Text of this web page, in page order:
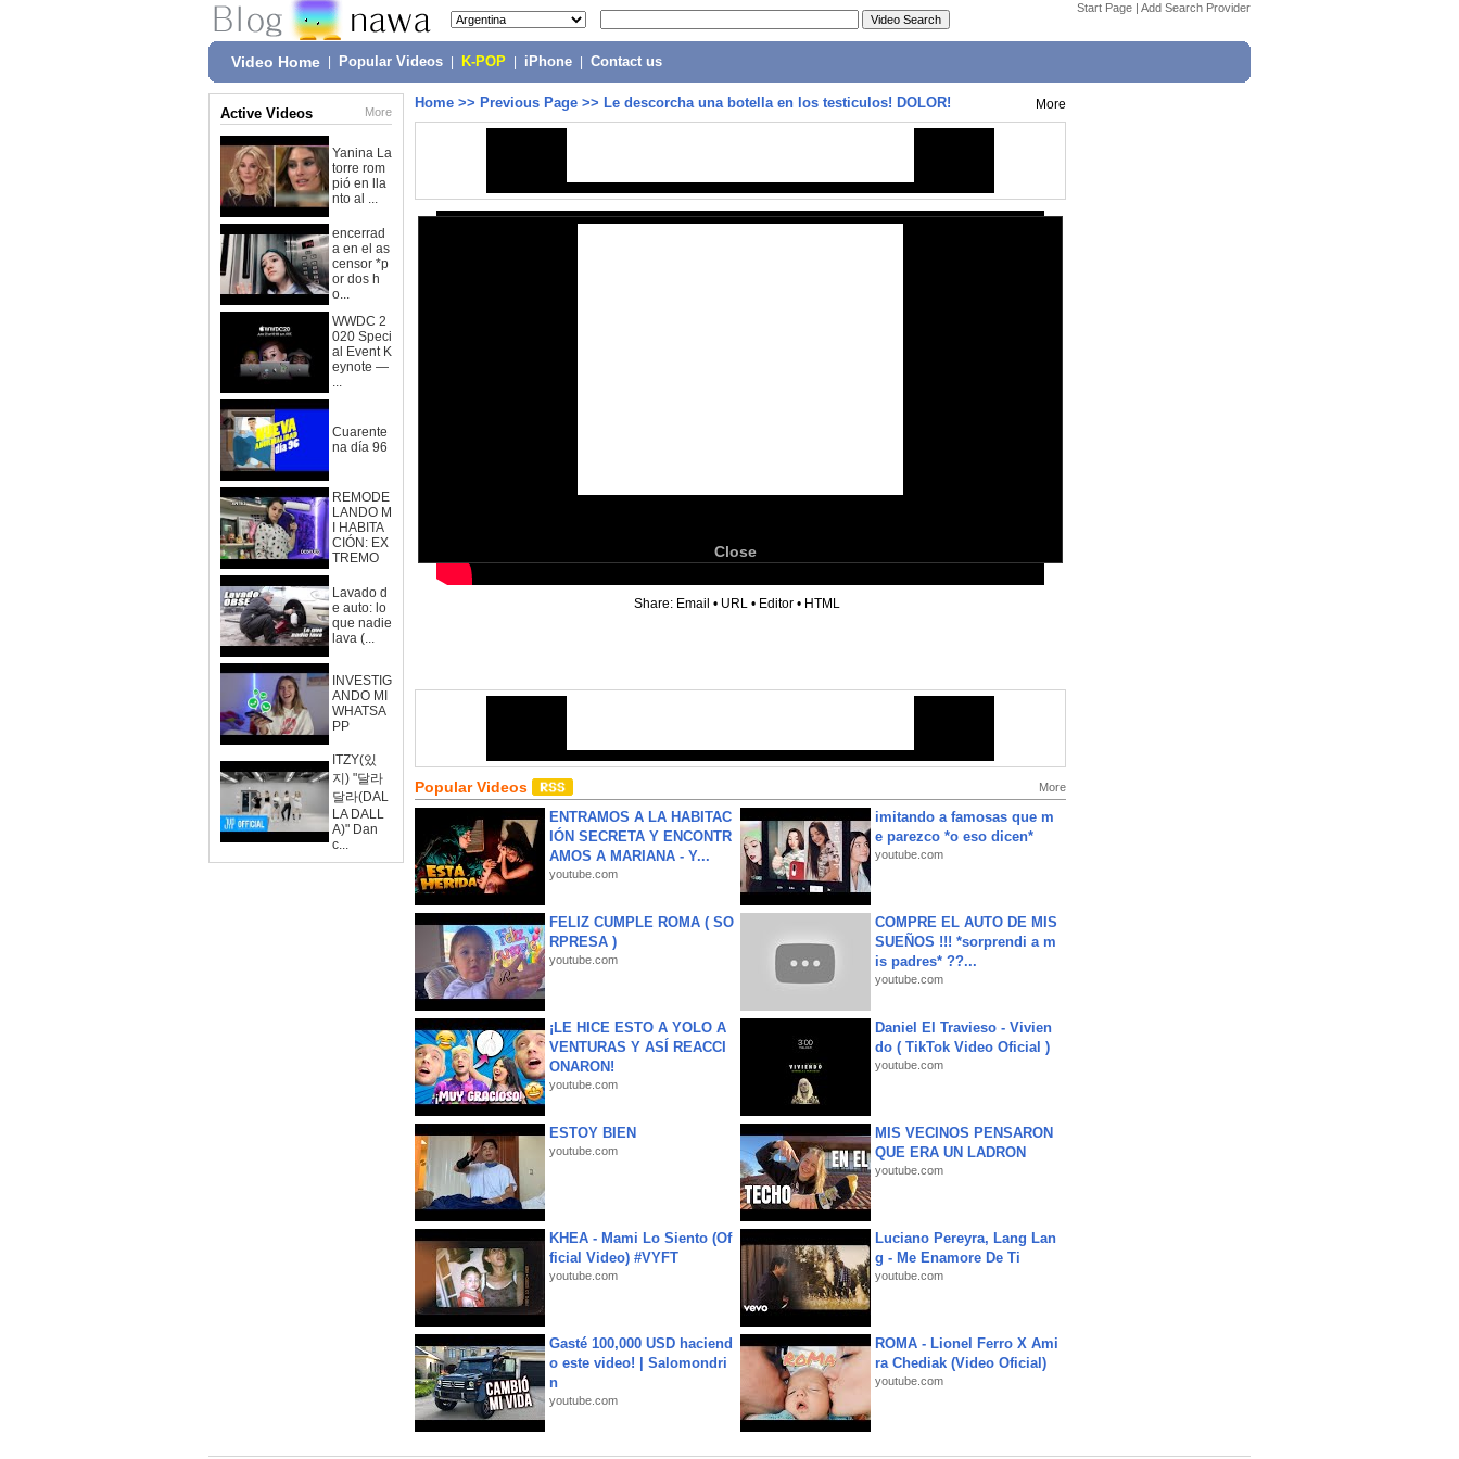
Start Page | Add Search Provider
Video Home Popular Videos K-POP iPhone Contact us
Active Videos More
Yanina La
torre rom
pió en lla
nto al ...
encerrad
a en el as
censor *p
or dos h
o...
WWDC 2
020 Speci
al Event K
eynote —
...
Cuarente
na día 96
REMODE
LANDO M
I HABITA
CIÓN: EX
TREMO
Lavado d
e auto: lo
que nadie
lava (...
INVESTIG
ANDO MI
WHATSA
PP
ITZY(있
지) "달라
달라(DAL
LA DALL
A)" Dan
c...
Home >> Previous Page >> Le descorcha una botella en los testiculos! DOLOR! More
Close
Share: Email • URL • Editor • HTML
Popular Videos More
ENTRAMOS A LA HABITAC
IÓN SECRETA Y ENCONTR
AMOS A MARIANA - Y...
youtube.com
imitando a famosas que m
e parezco *o eso dicen*
youtube.com
FELIZ CUMPLE ROMA ( SO
RPRESA )
youtube.com
COMPRE EL AUTO DE MIS
SUEÑOS !!! *sorprendi a m
is padres* ??...
youtube.com
¡LE HICE ESTO A YOLO A
VENTURAS Y ASÍ REACCI
ONARON!
youtube.com
Daniel El Travieso - Vivien
do ( TikTok Video Oficial )
youtube.com
ESTOY BIEN
youtube.com
MIS VECINOS PENSARON
QUE ERA UN LADRON
youtube.com
KHEA - Mami Lo Siento (Of
ficial Video) #VYFT
youtube.com
Luciano Pereyra, Lang Lan
g - Me Enamore De Ti
youtube.com
Gasté 100,000 USD haciend
o este video! | Salomondri
n
youtube.com
ROMA - Lionel Ferro X Ami
ra Chediak (Video Oficial)
youtube.com